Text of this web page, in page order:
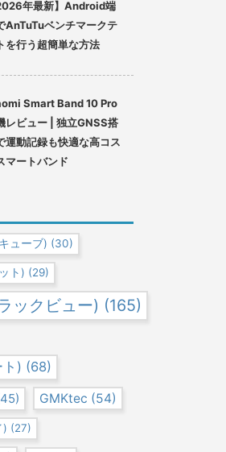
年最新】Android端
AnTuTuベンチマークテ
を行う超簡単な方法
Smart Band 10 Pro
レビュー | 独立GNSS搭
運動記録も快適な高コス
マートバンド
ューブ) (30)
ト) (29)
ックビュー) (165)
ト) (68)
GMKtec (54)
) (27)